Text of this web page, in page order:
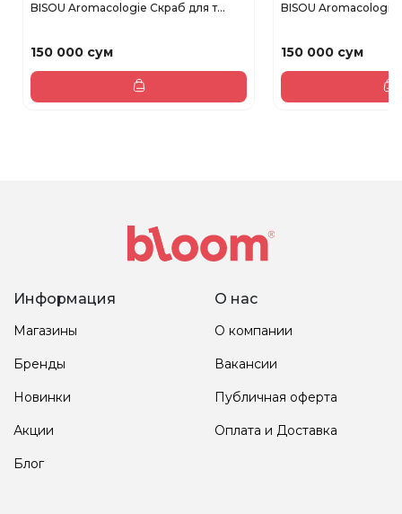
BISOU Aromacologie Скраб для т...
150 000 сум
BISOU Aromacologie
150 000 сум
Информация
Магазины
Бренды
Новинки
Акции
Блог
О нас
О компании
Вакансии
Публичная оферта
Оплата и Доставка